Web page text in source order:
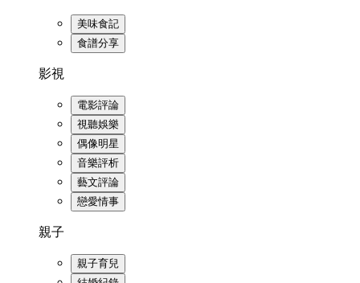
美味食記
食譜分享
影視
電影評論
視聽娛樂
偶像明星
音樂評析
藝文評論
戀愛情事
親子
親子育兒